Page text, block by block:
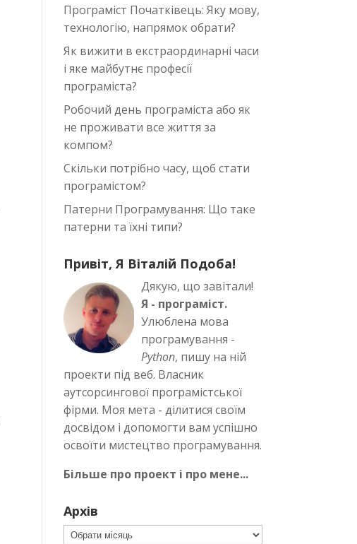
Програміст Початківець: Яку мову,
технологію, напрямок обрати?
Як вижити в екстраординарні часи
i яке майбутнє професії
програміста?
Робочий день програміста або як
не проживати все життя за
компом?
Скільки потрібно часу, щоб стати
програмістом?
Патерни Програмування: Що таке
патерни та їхні типи?
Привіт, Я Віталій Подоба!
Дякую, що завітали!
Я - програміст.
Улюблена мова
програмування -
Python, пишу на ній
проекти під веб. Власник
аутсорсингової програмістської
фірми. Моя мета - ділитися своїм
досвідом і допомогти вам успішно
освоїти мистецтво програмування.
Більше про проект і про мене...
Архів
Архів